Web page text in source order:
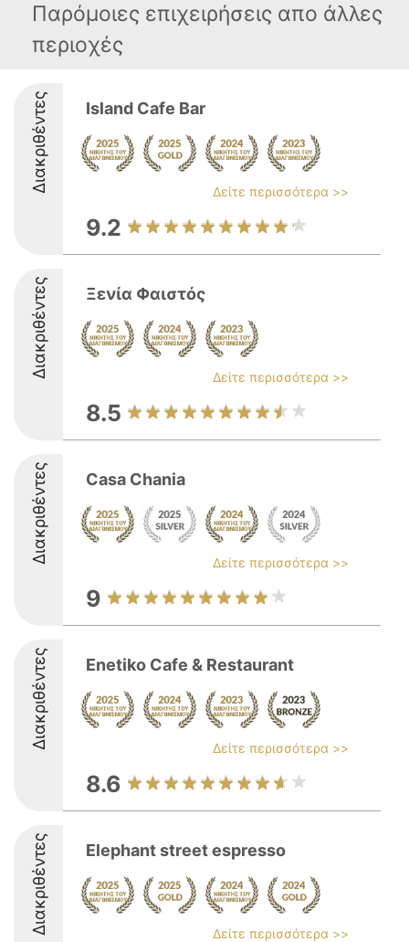
Παρόμοιες επιχειρήσεις απο άλλες
περιοχές
Διακριθέντες Island Cafe Bar
Δείτε περισσότερα >>
9.2
Διακριθέντες Ξενία Φαιστός
Δείτε περισσότερα >>
8.5
Διακριθέντες Casa Chania
Δείτε περισσότερα >>
9
Διακριθέντες Enetiko Cafe & Restaurant
Δείτε περισσότερα >>
8.6
Διακριθέντες Elephant street espresso
Δείτε περισσότερα >>